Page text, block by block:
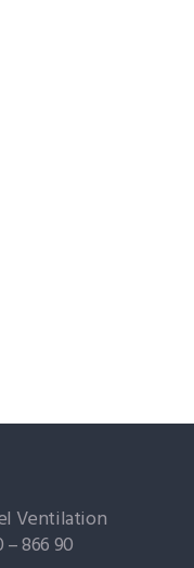
Ventilation
– 866 90